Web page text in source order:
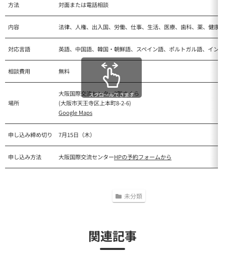
方法 対面または電話相談
内容 法律、人権、出入国、労働、仕事、生活、医療、歯科、薬、健康
対応言語 英語、中国語、韓国・朝鮮語、スペイン語、ポルトガル語、イン
相談費用 無料
場所
大阪国際交流センター2階さくら
(大阪市天王寺区上本町8-2-6)
Google Maps
申し込み締め切り 7月15日（木）
申し込み方法 大阪国際交流センターHPの予約フォームから
スクロールできます
未分類
関連記事